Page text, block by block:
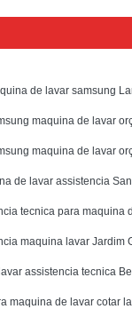
de lavar samsung
maquina de lavar
maquina de lavar
de lavar assistencia
tecnica para maquina
maquina lavar Jardim
assistencia tecnica
maquina de lavar cotar